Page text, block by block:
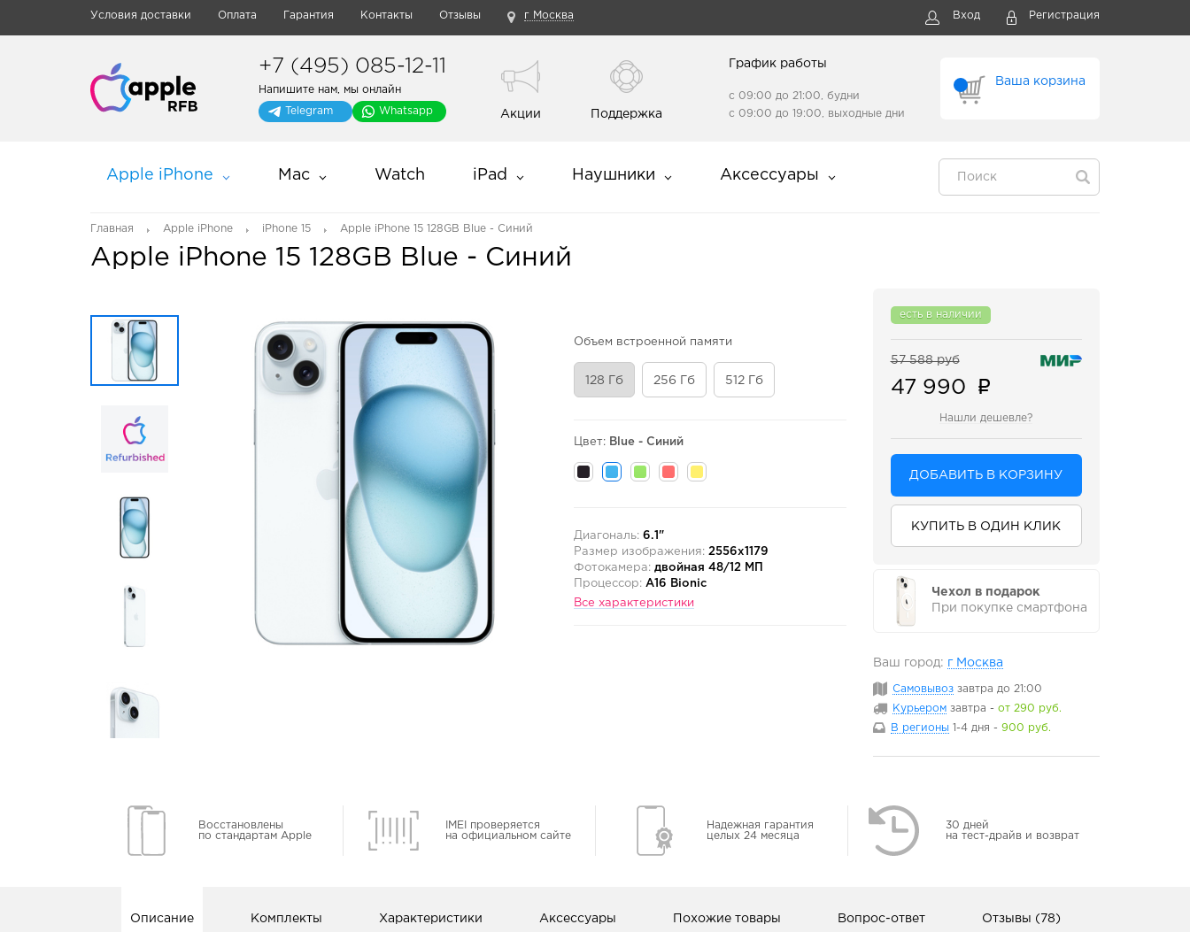
Условия доставки Оплата Гарантия Контакты Отзывы г Москва Вход Регистрация
+7 (495) 085-12-11
Напишите нам, мы онлайн
Telegram Whatsapp Акции Поддержка
Ваша корзина
График работы
с 09:00 до 21:00, будни
с 09:00 до 19:00, выходные дни
Apple iPhone Mac Watch iPad Наушники Аксессуары
Главная Apple iPhone iPhone 15 Apple iPhone 15 128GB Blue - Синий
Apple iPhone 15 128GB Blue - Синий
Объем встроенной памяти
128 Гб 256 Гб 512 Гб
Цвет: Blue - Синий
Диагональ: 6.1"
Размер изображения: 2556x1179
Фотокамера: двойная 48/12 МП
Процессор: A16 Bionic
Все характеристики
есть в наличии
57 588 руб
47 990
Нашли дешевле?
ДОБАВИТЬ В КОРЗИНУ
КУПИТЬ В ОДИН КЛИК
Чехол в подарок
При покупке смартфона
Ваш город: г Москва
Самовывоз завтра до 21:00
Курьером завтра - от 290 руб.
В регионы 1-4 дня - 900 руб.
Восстановлены
по стандартам Apple
IMEI проверяется
на официальном сайте
Надежная гарантия
целых 24 месяца
30 дней
на тест-драйв и возврат
Описание Комплекты Характеристики Аксессуары Похожие товары Вопрос-ответ Отзывы (78)